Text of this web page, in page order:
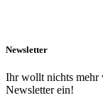
Newsletter
Ihr wollt nichts mehr
Newsletter ein!